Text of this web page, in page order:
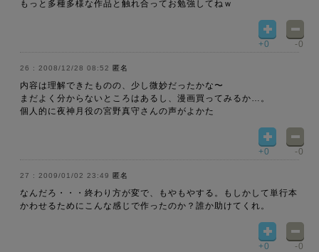
もっと多種多様な作品と触れ合ってお勉強してねｗ
+0 -0
2008/12/28 08:52 匿名
内容は理解できたものの、少し微妙だったかな〜
まだよく分からないところはあるし、漫画買ってみるか…。
個人的に夜神月役の宮野真守さんの声がよかた
+0 -0
2009/01/02 23:49 匿名
なんだろ・・・終わり方が変で、もやもやする。もしかして単行本
かわせるためにこんな感じで作ったのか？誰か助けてくれ。
+0 -0